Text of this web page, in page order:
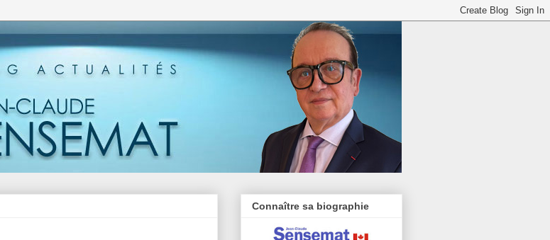
Connaître sa biographie